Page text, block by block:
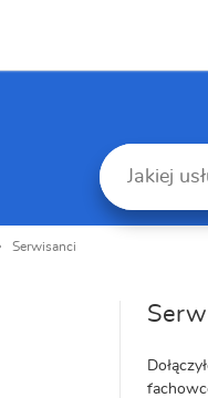
Serwisanci